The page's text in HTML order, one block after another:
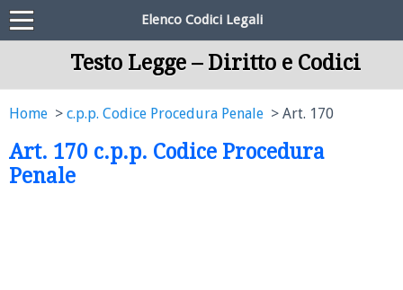
Elenco Codici Legali
Testo Legge – Diritto e Codici
Home c.p.p. Codice Procedura Penale Art. 170
Art. 170 c.p.p. Codice Procedura
Penale